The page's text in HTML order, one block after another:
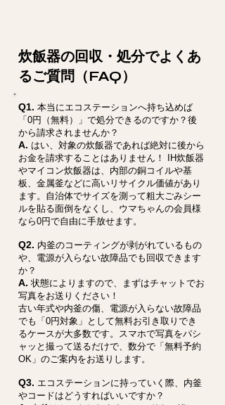
炊飯器の回収・処分でよくあ
るご質問（FAQ）
Q1. 本当にエコステーションへ持ち込めば
「0円（無料）」で処分できるのですか？後
から請求されませんか？
A. はい、対象の炊飯器であれば絶対に後から
お金を請求することはありません！ IH炊飯器
やマイコン炊飯器は、内部の銅コイルや基
板、金属釜などに高いリサイクル価値があり
ます。自治体でサイズを測って粗大ごみシー
ルを貼る面倒をなくし、ウマちゃんの会員様
なら0円で自由に手放せます。
Q2. 内釜のコーティングが剥がれているもの
や、電源が入らない故障品でも回収できます
か？
A. 状態によりますので、まずはチャットでお
写真をお送りください！
古い年式や内釜の傷、電源が入らない故障品
でも「0円対象」として無料お引き取りでき
るケースが大多数です。スマホで写真をパシ
ャッと撮って送るだけで、数分で「無料予約
OK」のご案内をお送りします。
Q3. エコステーションに持っていく際、内釜
やコードはどうすればいいですか？